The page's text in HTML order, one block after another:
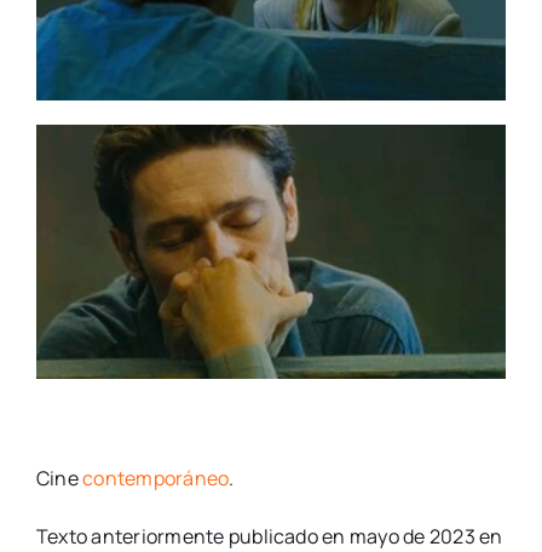
Cinecontemporáneo.
Texto anteriormente publicado en mayo de 2023 en